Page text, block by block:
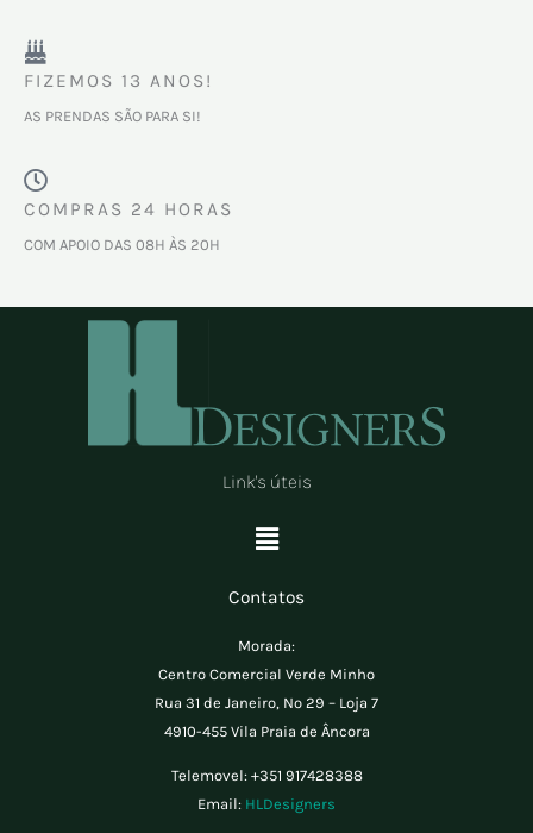
FIZEMOS 13 ANOS!
AS PRENDAS SÃO PARA SI!
COMPRAS 24 HORAS
COM APOIO DAS 08H ÀS 20H
Link's úteis
Menu
Contatos
Morada:
Centro Comercial Verde Minho
Rua 31 de Janeiro, Nº 29 – Loja 7
4910-455 Vila Praia de Âncora
Telemovel: +351 917428388
Email: HLDesigners